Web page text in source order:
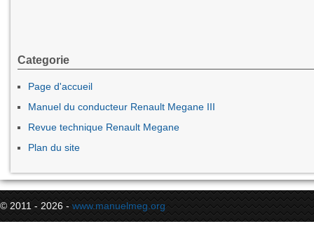
Categorie
Page d'accueil
Manuel du conducteur Renault Megane III
Revue technique Renault Megane
Plan du site
© 2011 - 2026 - www.manuelmeg.org